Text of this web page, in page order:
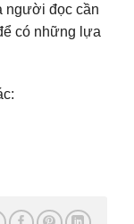
người đọc cần
có những lựa